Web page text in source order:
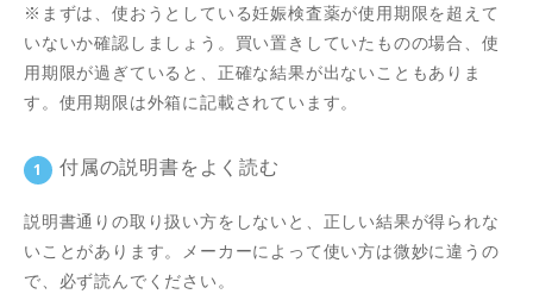
※まずは、使おうとしている妊娠検査薬が使用期限を超えて
いないか確認しましょう。買い置きしていたものの場合、使
用期限が過ぎていると、正確な結果が出ないこともありま
す。使用期限は外箱に記載されています。
付属の説明書をよく読む
説明書通りの取り扱い方をしないと、正しい結果が得られな
いことがあります。メーカーによって使い方は微妙に違うの
で、必ず読んでください。